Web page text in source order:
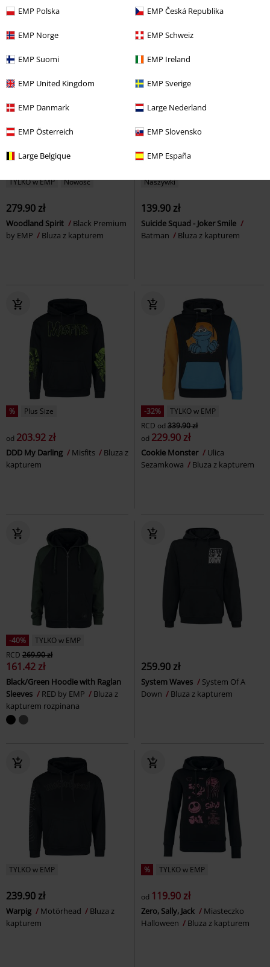
EMP Polska EMP Česká Republika
EMP Norge EMP Schweiz
EMP Suomi EMP Ireland
EMP United Kingdom EMP Sverige
EMP Danmark Large Nederland
EMP Österreich EMP Slovensko
Large Belgique EMP España
Bluza z kapturem Callboy Bluza z kapturem
TYLKO w EMP Nowość
279.90 zł
Woodland Spirit
Black Premium
by EMP
Bluza z kapturem
Naszywki
139.90 zł
Suicide Squad - Joker Smile
Batman
Bluza z kapturem
% Plus Size
od 203.92 zł
DDD My Darling Misfits
Bluza z
kapturem
-32%
TYLKO w EMP
RCD od 339.90 zł
od 229.90 zł
Cookie Monster
Ulica
Sezamkowa
Bluza z kapturem
-40%
TYLKO w EMP
RCD 269.90 zł
161.42 zł
Black/Green Hoodie with Raglan
Sleeves
RED by EMP
Bluza z
kapturem rozpinana
259.90 zł
System Waves
System Of A
Down
Bluza z kapturem
TYLKO w EMP
239.90 zł
Warpig Motörhead
Bluza z
kapturem
% TYLKO w EMP
od 119.90 zł
Zero, Sally, Jack
Miasteczko
Halloween
Bluza z kapturem